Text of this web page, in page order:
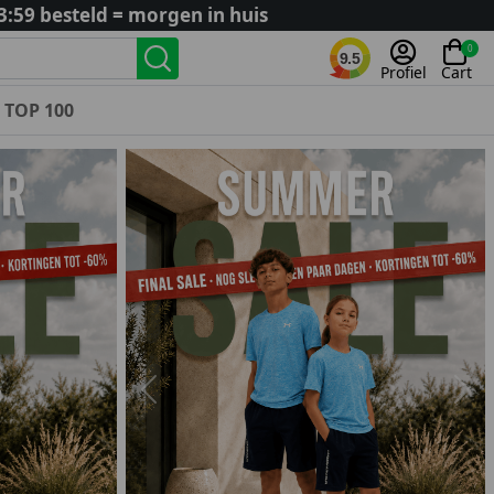
besteld = morgen in huis
9.5
Profiel
0
Cart
Landenteams
Nederland
Algerije
Argentinië
België
Curaçao
Duitsland
Engeland
Frankrijk
Kroatië
TOP 100
Previous